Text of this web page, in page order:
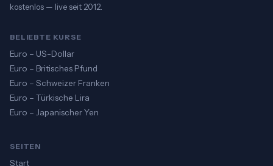
kostenlos — live seit 2012.
BELIEBTE KURSE
Euro – US-Dollar
Euro – Britisches Pfund
Euro – Schweizer Franken
Euro – Türkische Lira
Euro – Japanischer Yen
SEITEN
Start